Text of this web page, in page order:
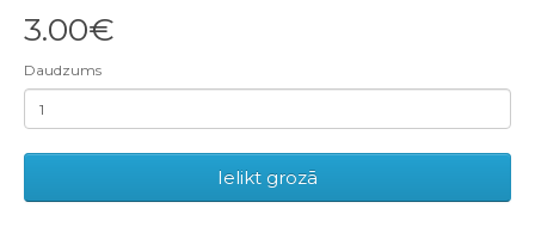
3.00€
Daudzums
Ielikt grozā